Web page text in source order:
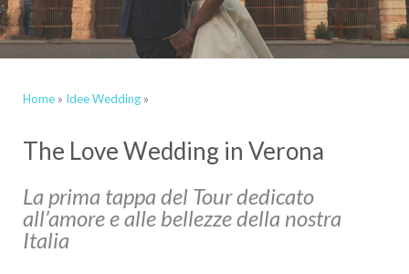
Home » Idee Wedding »
The Love Wedding in Verona
La prima tappa del Tour dedicato
all’amore e alle bellezze della nostra
Italia